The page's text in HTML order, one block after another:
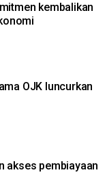
kembalikan
OJK luncurkan
akses pembiayaan